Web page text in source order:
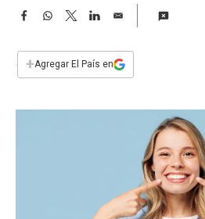
F
e
b
W
s
T
w
t
L
E
i
l
+Agregar El País en